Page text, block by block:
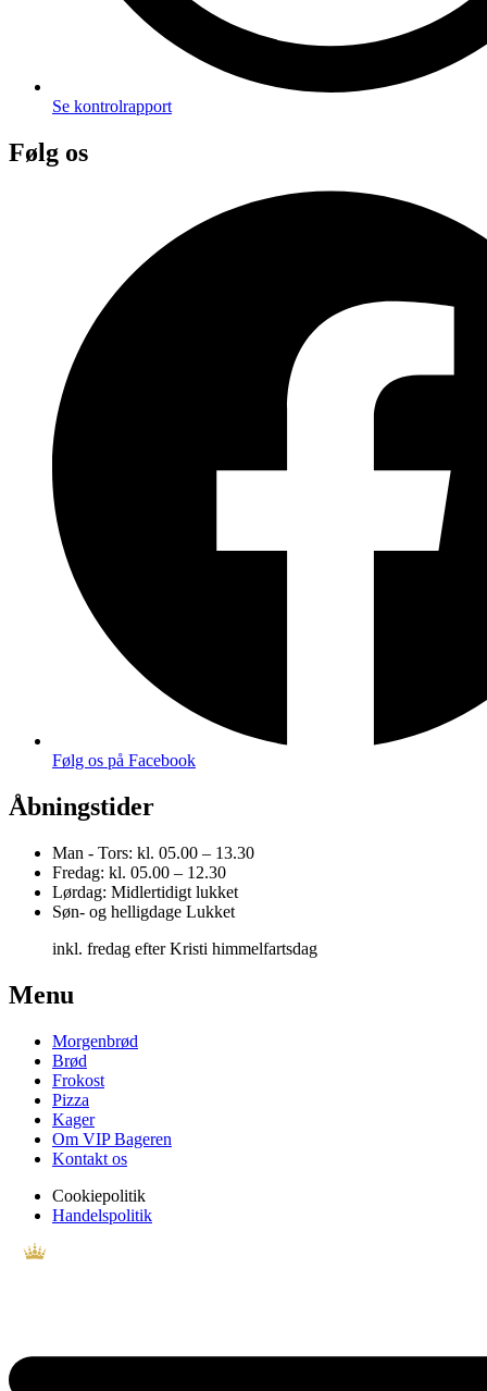
Se kontrolrapport
Følg os
Følg os på Facebook
Åbningstider
Man - Tors: kl. 05.00 – 13.30
Fredag: kl. 05.00 – 12.30
Lørdag: Midlertidigt lukket
Søn- og helligdage Lukket
inkl. fredag efter Kristi himmelfartsdag
Menu
Morgenbrød
Brød
Frokost
Pizza
Kager
Om VIP Bageren
Kontakt os
Cookiepolitik
Handelspolitik